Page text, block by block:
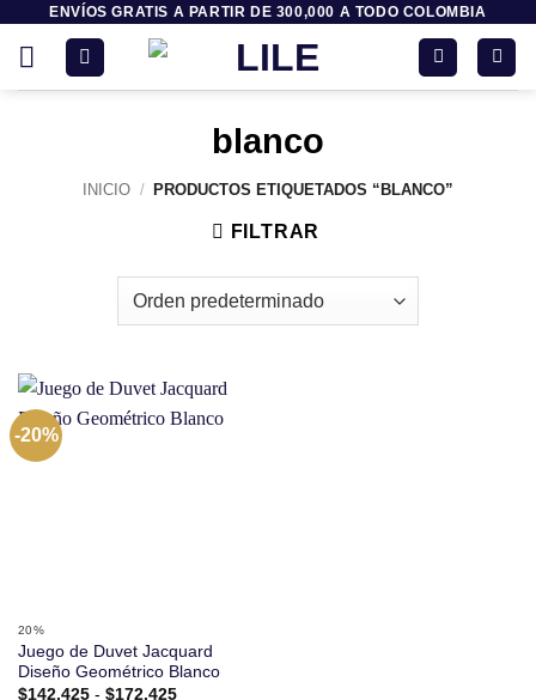
contenido
ENVÍOS GRATIS A PARTIR DE 300,000 A TODO COLOMBIA
blanco
INICIO / PRODUCTOS ETIQUETADOS “BLANCO”
FILTRAR
-20%
20%
Juego de Duvet Jacquard
Diseño Geométrico Blanco
$142.425 - $172.425Rango